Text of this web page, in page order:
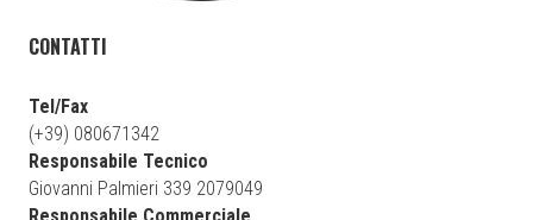
CONTATTI
Tel/Fax
(+39) 080671342
Responsabile Tecnico
Giovanni Palmieri 339 2079049